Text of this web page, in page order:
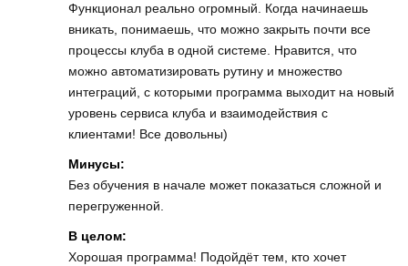
Функционал реально огромный. Когда начинаешь
вникать, понимаешь, что можно закрыть почти все
процессы клуба в одной системе. Нравится, что
можно автоматизировать рутину и множество
интеграций, с которыми программа выходит на новый
уровень сервиса клуба и взаимодействия с
клиентами! Все довольны)
Минусы:
Без обучения в начале может показаться сложной и
перегруженной.
В целом:
Хорошая программа! Подойдёт тем, кто хочет